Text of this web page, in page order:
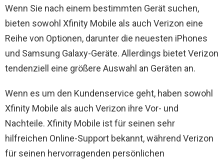
Wenn Sie nach einem bestimmten Gerät suchen,
bieten sowohl Xfinity Mobile als auch Verizon eine
Reihe von Optionen, darunter die neuesten iPhones
und Samsung Galaxy-Geräte. Allerdings bietet Verizon
tendenziell eine größere Auswahl an Geräten an.
Wenn es um den Kundenservice geht, haben sowohl
Xfinity Mobile als auch Verizon ihre Vor- und
Nachteile. Xfinity Mobile ist für seinen sehr
hilfreichen Online-Support bekannt, während Verizon
für seinen hervorragenden persönlichen